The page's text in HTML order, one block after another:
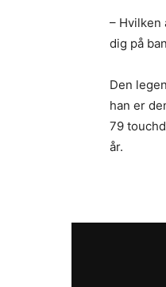
–
dig på
Den
han er
79
år.